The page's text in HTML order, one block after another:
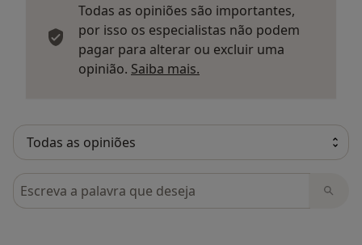
Todas as opiniões são importantes,
por isso os especialistas não podem
pagar para alterar ou excluir uma
opinião. Saiba mais.
Pesquisar em opiniões